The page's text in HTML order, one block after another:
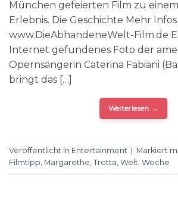
München gefeierten Film zu
Erlebnis. Die Geschichte Mehr
www.DieAbhandeneWelt-Film.de
Internet gefundenes Foto der
Opernsängerin Caterina Fabiani
bringt das […]
Weiterlesen →
Veröffentlicht in Entertainment Markiert
Filmtipp Margarethe Trotta Welt Woche